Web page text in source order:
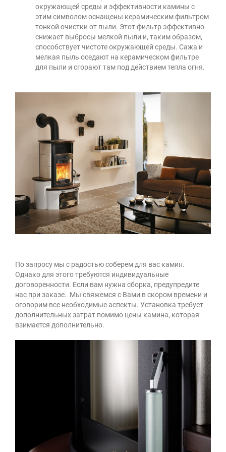
окружающей среды и эффективности камины с
этим символом оснащены керамическим фильтром
тонкой очистки от пыли. Этот фильтр эффективно
снижает выбросы мелкой пыли и, таким образом,
способствует чистоте окружающей среды. Сажа и
мелкая пыль оседают на керамическом фильтре
для пыли и сгорают там под действием тепла огня.
По запросу мы с радостью соберем для вас камин.
Однако для этого требуются индивидуальные
договоренности. Если вам нужна сборка, предупредите
нас при заказе. Мы свяжемся с Вами в скором времени и
оговорим все необходимые аспекты. Установка требует
дополнительных затрат помимо цены камина, которая
взимается дополнительно.